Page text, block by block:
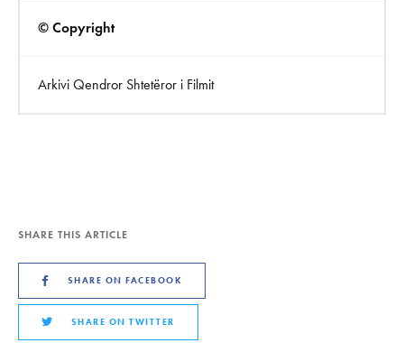
© Copyright
Arkivi Qendror Shtetëror i Filmit
SHARE THIS ARTICLE
SHARE ON FACEBOOK
SHARE ON TWITTER